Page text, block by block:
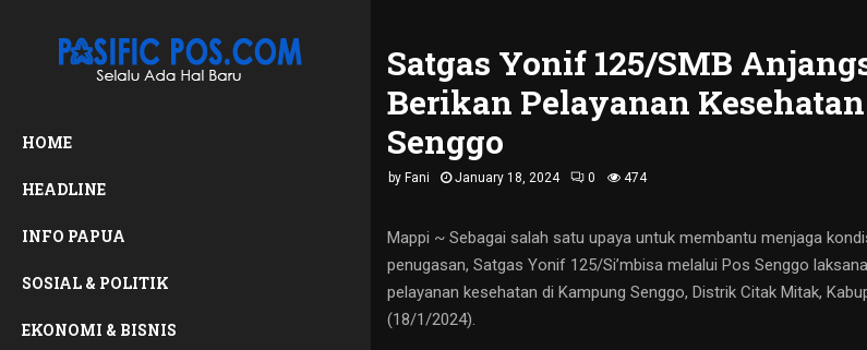
HOME
HEADLINE
INFO PAPUA
SOSIAL & POLITIK
EKONOMI & BISNIS
Satgas Yonif 125/SMB
Berikan Pelayanan
Senggo
by Fani January 18, 2024 0 474
Mappi ~ Sebagai salah satu upaya untuk membantu menjaga
penugasan, Satgas Yonif 125/Si’mbisa melalui Pos Senggo
pelayanan kesehatan di Kampung Senggo, Distrik Citak Mitak,
(18/1/2024).